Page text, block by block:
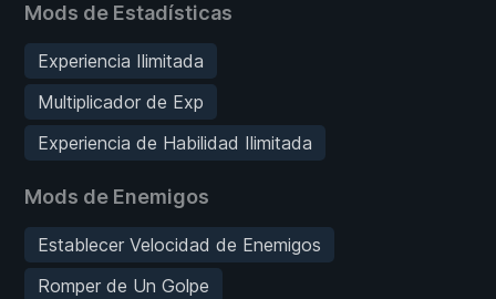
Mods de Estadísticas
Experiencia Ilimitada
Multiplicador de Exp
Experiencia de Habilidad Ilimitada
Mods de Enemigos
Establecer Velocidad de Enemigos
Romper de Un Golpe